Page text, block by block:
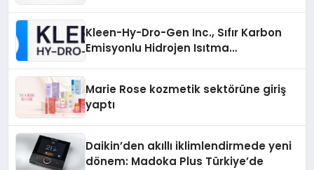
Kleen-Hy-Dro-Gen Inc., Sıfır Karbon
Emisyonlu Hidrojen Isıtma
Marie Rose kozmetik sektörüne giriş
yaptı
Daikin’den akıllı iklimlendirmede yeni
dönem: Madoka Plus Türkiye’de